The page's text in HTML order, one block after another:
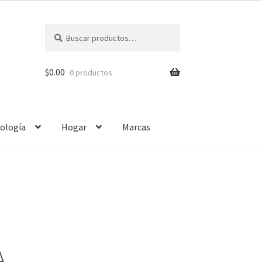
Hogar Marcas
$0.00 0 productos